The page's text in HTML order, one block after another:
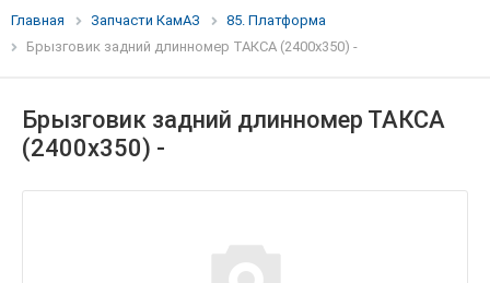
Главная Запчасти КамАЗ
85. Платформа
Брызговик задний длинномер ТАКСА (2400х350) -
Брызговик задний длинномер ТАКСА
(2400х350) -